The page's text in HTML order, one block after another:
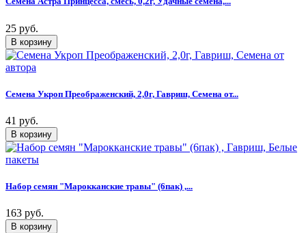
25 руб.
Семена Укроп Преображенский, 2,0г, Гавриш, Семена от...
41 руб.
Набор семян "Марокканские травы" (6пак) ,...
163 руб.